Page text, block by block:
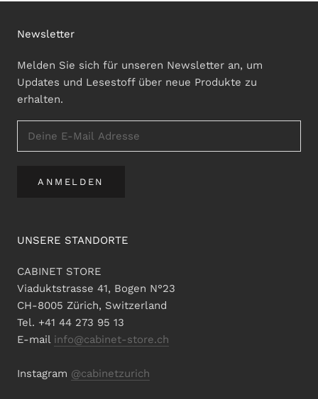
Newsletter
Melden Sie sich für unseren Newsletter an, um
Updates und Lesestoff über neue Produkte zu
erhalten.
ANMELDEN
UNSERE STANDORTE
CABINET STORE
Viaduktstrasse 41, Bogen N°23
CH-8005 Zürich, Switzerland
Tel. +41 44 273 95 13
E-mail info@cabinet-store.ch
Instagram @cabinetzurich